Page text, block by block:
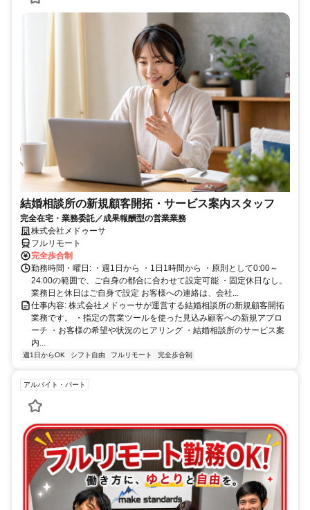
結婚相談所の新規顧客開拓・サービス案内スタッフ
完全在宅・業務委託／成果報酬型の営業業務
株式会社メドゥーサ
フルリモート
完全歩合制
勤務時間・曜日: ・週1日から ・1日1時間から ・原則として0:00～
24:00の範囲で、ご自身の都合に合わせて設定可能 ・固定休日なし。
業務日と休日はご自身で設定 お客様への連絡は、会社...
仕事内容: 株式会社メドゥーサが運営する結婚相談所の新規顧客開拓
業務です。 ・指定の営業ツールを使った見込み顧客への新規アプロ
ーチ ・お客様の希望や状況のヒアリング ・結婚相談所のサービス案
内...
週1日からOK シフト自由 フルリモート 完全歩合制
アルバイト・パート